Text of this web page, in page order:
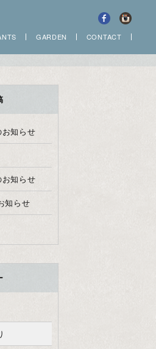
GARDEN CONTACT
知らせ
知らせ
知らせ